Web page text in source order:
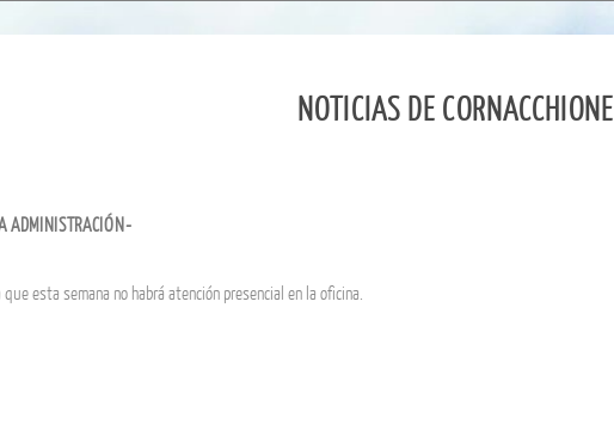
NOTICIAS DE CORNACCHIONE
ADMINISTRACIÓN-
esta semana no habrá atención presencial en la oficina.